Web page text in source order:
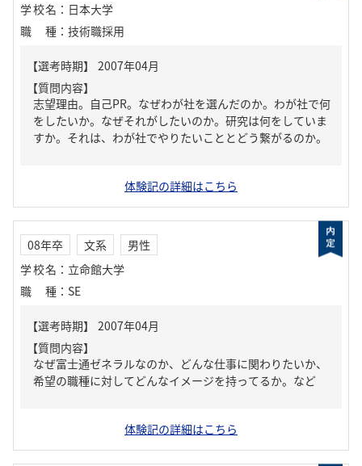
学校名 ： 日本大学
職種 ： 技術職採用
【質問内容】
志望理由。自己PR。なぜわが社を選んだのか。わが社で何
をしたいか。なぜそれがしたいのか。研究は何をしていま
すか。それは、わが社でやりたいこととどう繋がるのか。
体験記の詳細はこちら
08年卒 文系
男性
学校名 ： 立命館大学
職種 ： SE
【質問内容】
なぜ富士通ゼネラルなのか、どんな仕事に関わりたいか、
希望の職種に対してどんなイメージを持ってるか。など
体験記の詳細はこちら